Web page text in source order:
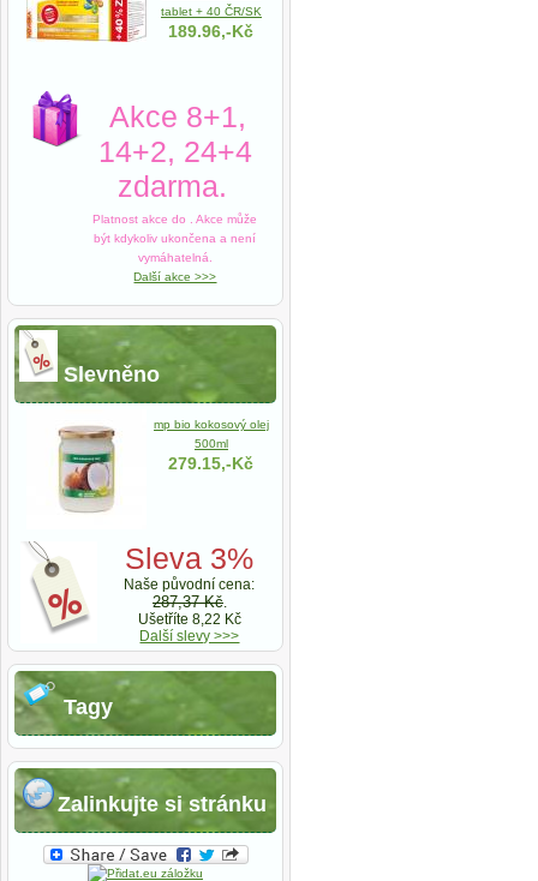
tablet + 40 ČR/SK
189.96,-Kč
Akce 8+1,
14+2, 24+4
zdarma.
Platnost akce do
. Akce může
být kdykoliv ukončena a není
vymáhatelná.
Další akce >>>
Slevněno
mp bio kokosový olej
500ml
279.15,-Kč
Sleva 3%
Naše původní cena:
287,37 Kč.
Ušetříte 8,22 Kč
Další slevy >>>
Tagy
Zalinkujte si stránku